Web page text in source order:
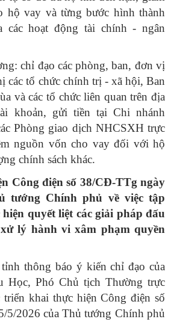
hộ vay và từng bước hình thành
các hoạt động tài chính - ngân
chỉ đạo các phòng, ban, đơn vị
các tổ chức chính trị - xã hội, Ban
và các tổ chức liên quan trên địa
khoản, gửi tiền tại Chi nhánh
Phòng giao dịch NHCSXH trực
nguồn vốn cho vay đối với hộ
chính sách khác.
Công điện số 38/CĐ-TTg ngày
tướng Chính phủ về việc tập
quyết liệt các giải pháp đấu
lý hành vi xâm phạm quyền
thông báo ý kiến chỉ đạo của
Học, Phó Chủ tịch Thường trực
khai thực hiện Công điện số
5/2026 của Thủ tướng Chính phủ